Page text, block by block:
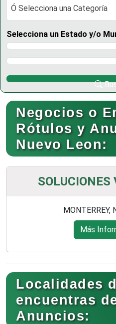
Ó Selecciona una Categoría
Ó Selecciona una Categoría
Selecciona un Estado y/o
Selecciona un Estado
Selecciona un Municipio
Negocios o
Rótulos y
Nuevo Leon:
MONTERREY,
Más
Localidades
encuentras
Anuncios: